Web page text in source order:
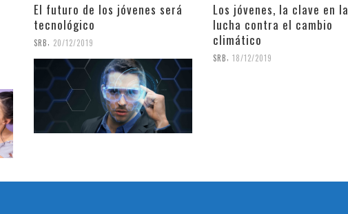
El futuro de los jóvenes será
tecnológico
SRB, 20/12/2019
Los jóvenes, la clave en la
lucha contra el cambio
climático
SRB, 18/12/2019